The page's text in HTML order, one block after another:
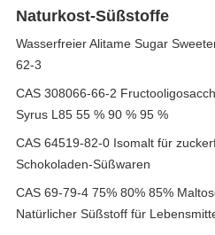
Naturkost-Süßstoffe
Wasserfreier Alitame Sugar
62-3
CAS 308066-66-2
Syrus L85 55 % 90 % 95 %
CAS 64519-82-0 Isomalt für
Schokoladen-Süßwaren
CAS 69-79-4 75% 80% 85%
Natürlicher Süßstoff für